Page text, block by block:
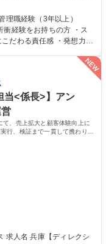
を持つ洋菓子ハイブラン
担当いただきます。 商
量等の調整業務、お取引
様と連動し、企画・開発
までのスケジュール管理
ント・メンバー育成 募
アンリ・シャルパンティ
理職経験（3年以上）
だわる責任感 ・発想力、
当<係長>】アン
て、売上拡大と顧客体験向上に
行、検証まで一貫して携わり事